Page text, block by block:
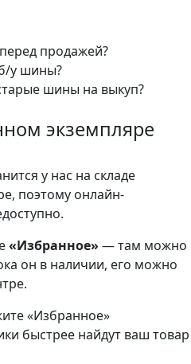
продажей?
у шины?
шины на выкуп?
экземпляре
у нас на складе
поэтому онлайн-
«Избранное» — там можно
он в наличии, его можно
«Избранное»
быстрее найдут ваш товар